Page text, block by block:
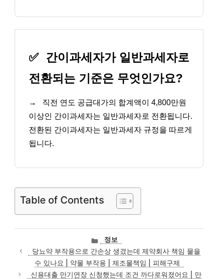
✅
간이과세자가 일반과세자로
전환되는 기준은 무엇인가요?
→
직전 연도 공급대가의 합계액이 4,800만원
이상인 간이과세자는 일반과세자로 전환됩니다.
전환된 간이과세자는 일반과세자 규정을 따르게
됩니다.
Table of Contents
카
테
고
리
정보
당뇨약 부작용으로 간손상 생겼는데 제약회사 책임 물을
수 있나요 | 약물 부작용 | 제조물책임 | 피해구제
신용대출 만기연장 신청했는데 조건 까다로워졌어요 | 만